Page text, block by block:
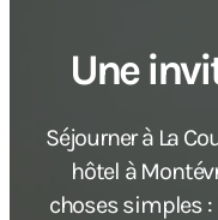
Une
Séjourner à La
hôtel à
choses simples :